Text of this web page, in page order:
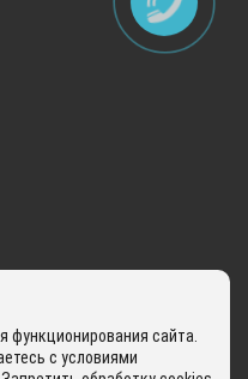
функционирования сайта.
с условиями